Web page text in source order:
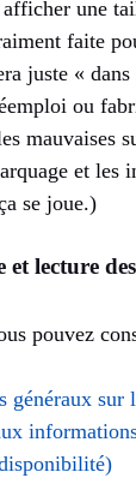
une
faite
juste «
ou
mauvaises
et les
se joue.)
lecture
pouvez
généraux sur